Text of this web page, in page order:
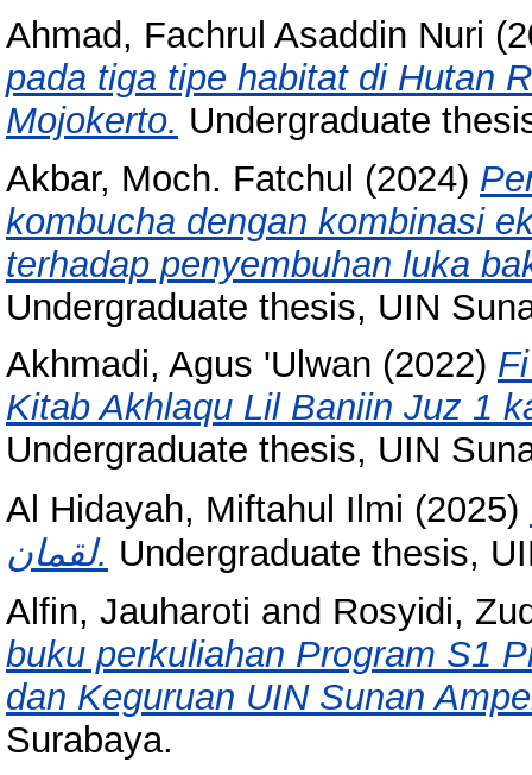
Ahmad, Fachrul Asaddin Nuri
pada tiga tipe habitat di Hutan
Mojokerto. Undergraduate
Akbar, Moch. Fatchul (2024)
kombucha dengan kombinasi
terhadap penyembuhan luka
Undergraduate thesis, UIN
Akhmadi, Agus 'Ulwan (2022)
Kitab Akhlaqu Lil Baniin Juz 1
Undergraduate thesis, UIN
Al Hidayah, Miftahul Ilmi (2025)
لقمان. Undergraduate thesis,
Alfin, Jauharoti and Rosyidi,
buku perkuliahan Program S1
dan Keguruan UIN Sunan
Surabaya.